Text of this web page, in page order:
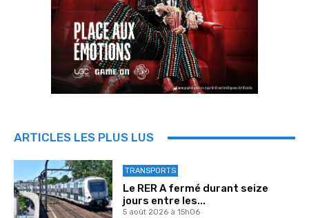
ARTICLES LES PLUS LUS
TRANSPORTS
Le RER A fermé durant seize
jours entre les...
5 août 2026 à 15h06